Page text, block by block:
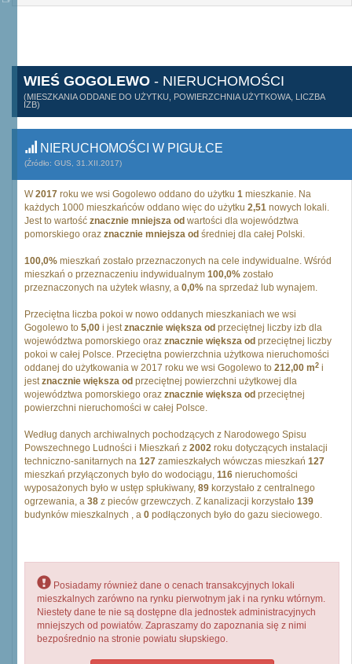
WIEŚ GOGOLEWO - NIERUCHOMOŚCI
(MIESZKANIA ODDANE DO UŻYTKU, POWIERZCHNIA UŻYTKOWA, LICZBA
IZB)
NIERUCHOMOŚCI W PIGUŁCE
(Źródło: GUS, 31.XII.2017)
W2017 roku we wsi Gogolewo oddano do użytku 1 mieszkanie. Na
każdych 1000 mieszkańców oddano więc do użytku 2,51 nowych lokali.
Jest to wartość znacznie mniejsza od wartości dla województwa
pomorskiego oraz znacznie mniejsza od średniej dla całej Polski.
100,0% mieszkań zostało przeznaczonych na cele indywidualne. Wśród
mieszkań o przeznaczeniu indywidualnym 100,0% zostało
przeznaczonych na użytek własny, a 0,0% na sprzedaż lub wynajem.
Przeciętna liczba pokoi w nowo oddanych mieszkaniach we wsi
Gogolewo to 5,00 i jestznacznie większa od przeciętnej liczby izb dla
województwa pomorskiego oraz znacznie większa od przeciętnej liczby
pokoi w całej Polsce. Przeciętna powierzchnia użytkowa nieruchomości
oddanej do użytkowania w 2017 roku we wsi Gogolewo to 212,00 m2 i
jestznacznie większa od przeciętnej powierzchni użytkowej dla
województwa pomorskiego oraz znacznie większa od przeciętnej
powierzchni nieruchomości w całej Polsce.
Według danych archiwalnych pochodzących z Narodowego Spisu
Powszechnego Ludności i Mieszkań z 2002 roku dotyczących instalacji
techniczno-sanitarnych na 127 zamieszkałych wówczas mieszkań 127
mieszkań przyłączonych było do wodociągu, 116 nieruchomości
wyposażonych było w ustęp spłukiwany, 89 korzystało z centralnego
ogrzewania, a 38 z pieców grzewczych. Z kanalizacji korzystało 139
budynków mieszkalnych , a 0 podłączonych było do gazu sieciowego.
Posiadamy również dane o cenach transakcyjnych lokali
mieszkalnych zarówno na rynku pierwotnym jak i na rynku wtórnym.
Niestety dane te nie są dostępne dla jednostek administracyjnych
mniejszych od powiatów. Zapraszamy do zapoznania się z nimi
bezpośrednio na stronie powiatu słupskiego.